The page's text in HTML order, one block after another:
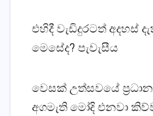
එහිදී වැඩිදුරටත් අදහස්‌
මෙසේද? පැවැසීය
වෙසක්‌ උත්සවයේ
අගමැති මෝදි එනවා